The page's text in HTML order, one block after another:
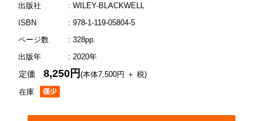
出版社
: WILEY-BLACKWELL
ISBN
: 978-1-119-05804-5
ページ数
: 328pp.
出版年
: 2020年
在庫
定価8,250円(本体7,500円 ＋ 税)